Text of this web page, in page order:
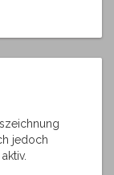
jedoch